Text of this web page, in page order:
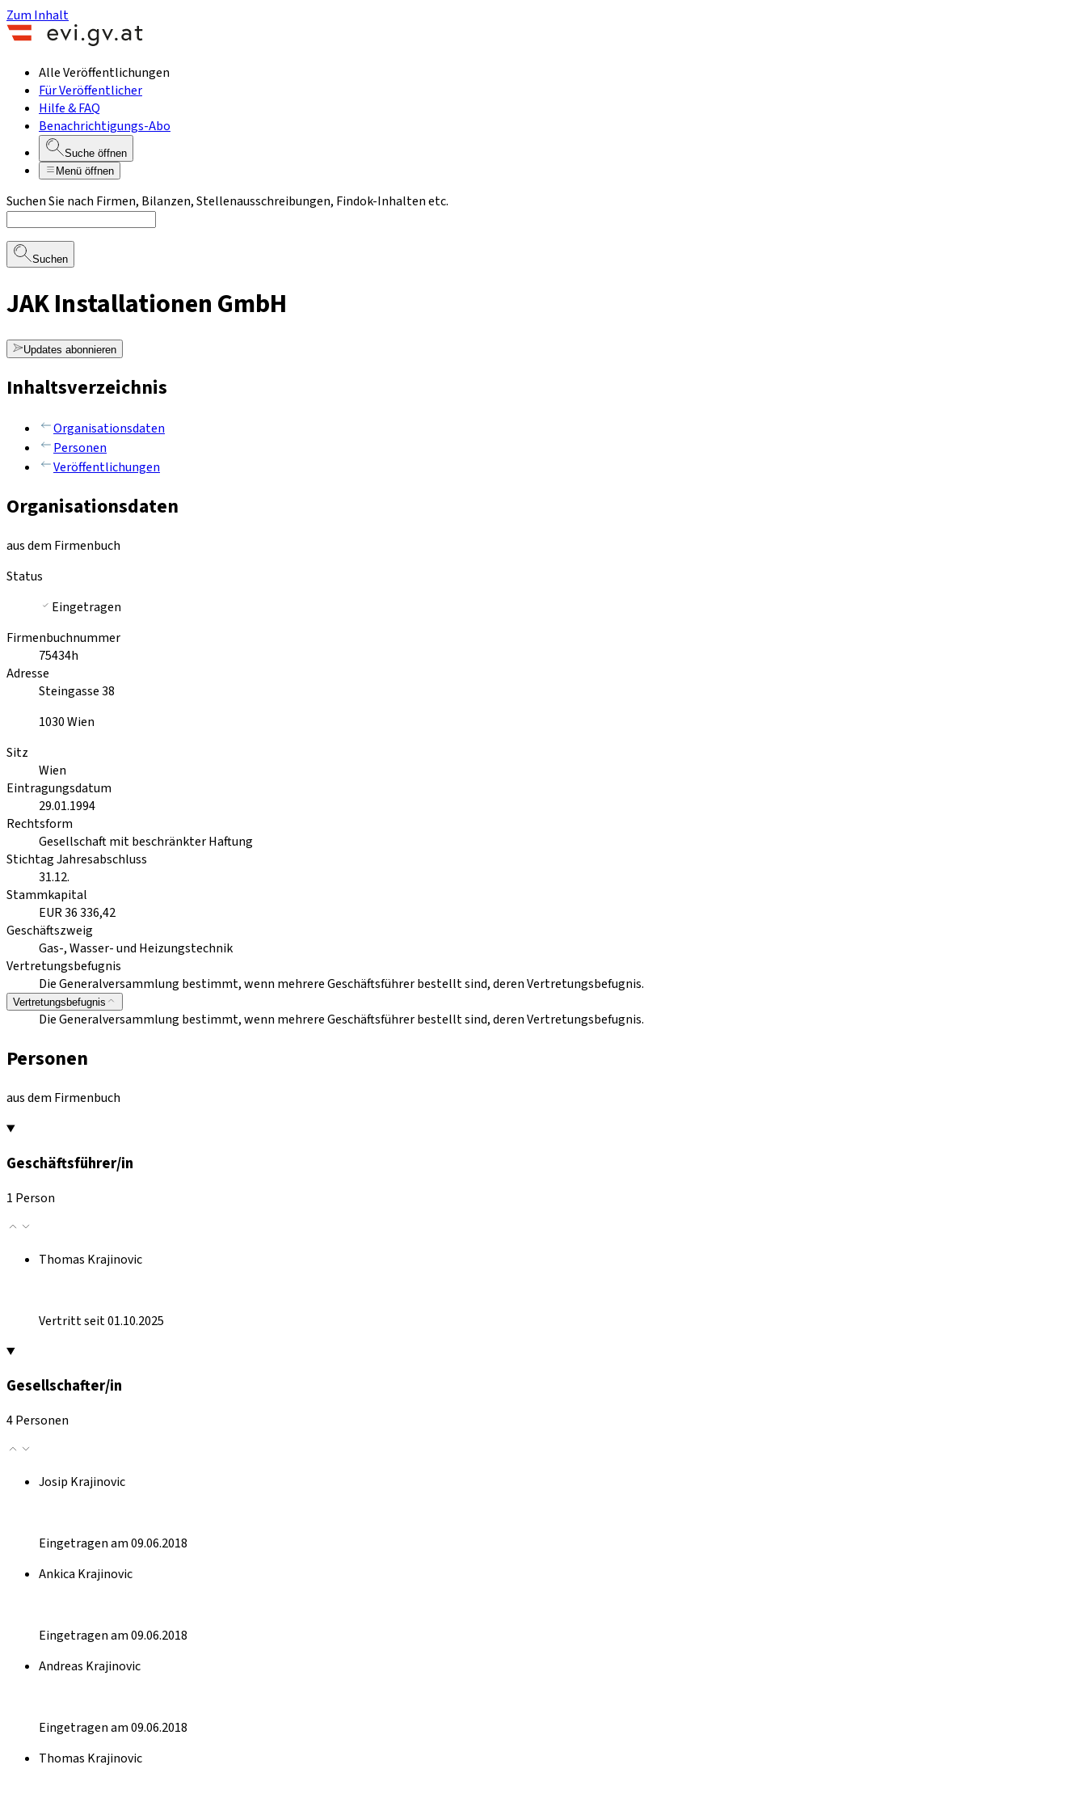
Zum Inhalt
Alle Veröffentlichungen
Für Veröffentlicher
Hilfe & FAQ
Benachrichtigungs-Abo
Suche öffnen
Menü öffnen
Suchen Sie nach Firmen, Bilanzen, Stellenausschreibungen, Findok-Inhalten etc.
Suchen
JAK Installationen GmbH
Updates abonnieren
Inhaltsverzeichnis
Organisationsdaten
Personen
Veröffentlichungen
Organisationsdaten
aus dem Firmenbuch
Status
Eingetragen
Firmenbuchnummer
75434h
Adresse
Steingasse 38
1030Wien
Sitz
Wien
Eintragungsdatum
29.01.1994
Rechtsform
Gesellschaft mit beschränkter Haftung
Stichtag Jahresabschluss
31.12.
Stammkapital
EUR 36 336,42
Geschäftszweig
Gas-, Wasser- und Heizungstechnik
Vertretungsbefugnis
Die Generalversammlung bestimmt, wenn mehrere Geschäftsführer bestellt sind, deren Vertretungsbefugnis.
Vertretungsbefugnis
Die Generalversammlung bestimmt, wenn mehrere Geschäftsführer bestellt sind, deren Vertretungsbefugnis.
Personen
aus dem Firmenbuch
Geschäftsführer/in
1 Person
Thomas Krajinovic
Vertritt seit 01.10.2025
Gesellschafter/in
4 Personen
Josip Krajinovic
Eingetragen am 09.06.2018
Ankica Krajinovic
Eingetragen am 09.06.2018
Andreas Krajinovic
Eingetragen am 09.06.2018
Thomas Krajinovic